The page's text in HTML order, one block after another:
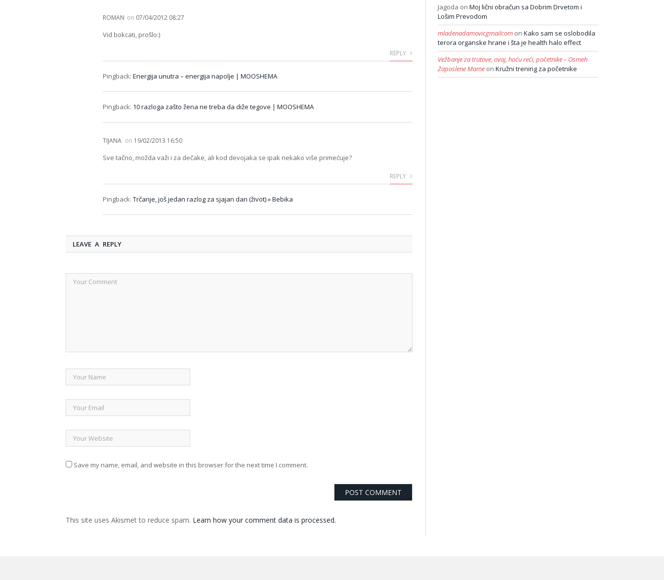
ROMAN on 07/04/2012 08:27
Vid bokcati, prošlo:)
REPLY
Pingback: Energija unutra – energija napolje | MOOSHEMA
Pingback: 10 razloga zašto žena ne treba da diže tegove | MOOSHEMA
TIJANA on 19/02/2013 16:50
Sve tačno, možda važi i za dečake, ali kod devojaka se ipak nekako više primećuje?
REPLY
Pingback: Trčanje, još jedan razlog za sjajan dan (život) » Bebika
LEAVE A REPLY
Save my name, email, and website in this browser for the next time I comment.
This site uses Akismet to reduce spam. Learn how your comment data is processed.
Jagoda on Moj lični obračun sa Dobrim Drvetom i
Lošim Prevodom
mladenadamovicgmailcom on Kako sam se oslobodila
terora organske hrane i šta je health halo effect
Vežbanje za trutove, ovaj, hoću reći, početnike – Osmeh
Zaposlene Mame on Kružni trening za početnike